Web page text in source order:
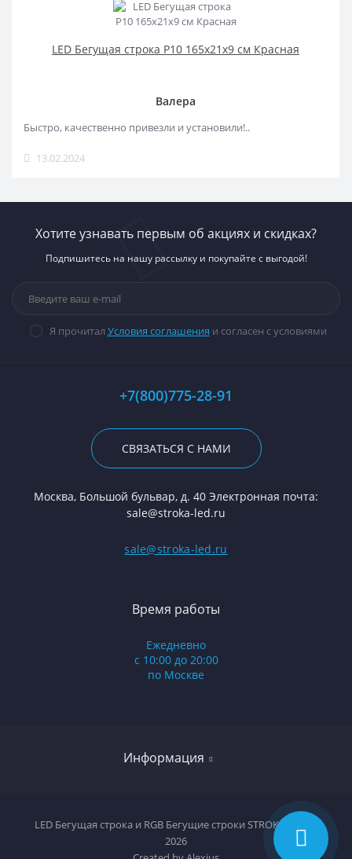
LED Бегущая строка Р10 165x21x9 см Красная
Валера
Быстро, качественно привезли и установили!..
13.02.2024
Хотите узнавать первым об акциях и скидках?
Подпишитесь на нашу рассылку и покупайте с выгодой!
Я прочитал Условия соглашения и согласен с условиями
+7(800)775-28-91
СВЯЗАТЬСЯ С НАМИ
Москва, Большой бульвар, д. 40 Электронная почта:
sale@stroka-led.ru
sale@stroka-led.ru
Информация
Условия соглашения
Время работы
Ежедневно
с 10:00 до 20:00
по Москве
LED Бегущая строка и RGB Бегущие строки STROKA-LED ©
2026